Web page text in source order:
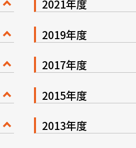
2021年度
2019年度
2017年度
2015年度
2013年度